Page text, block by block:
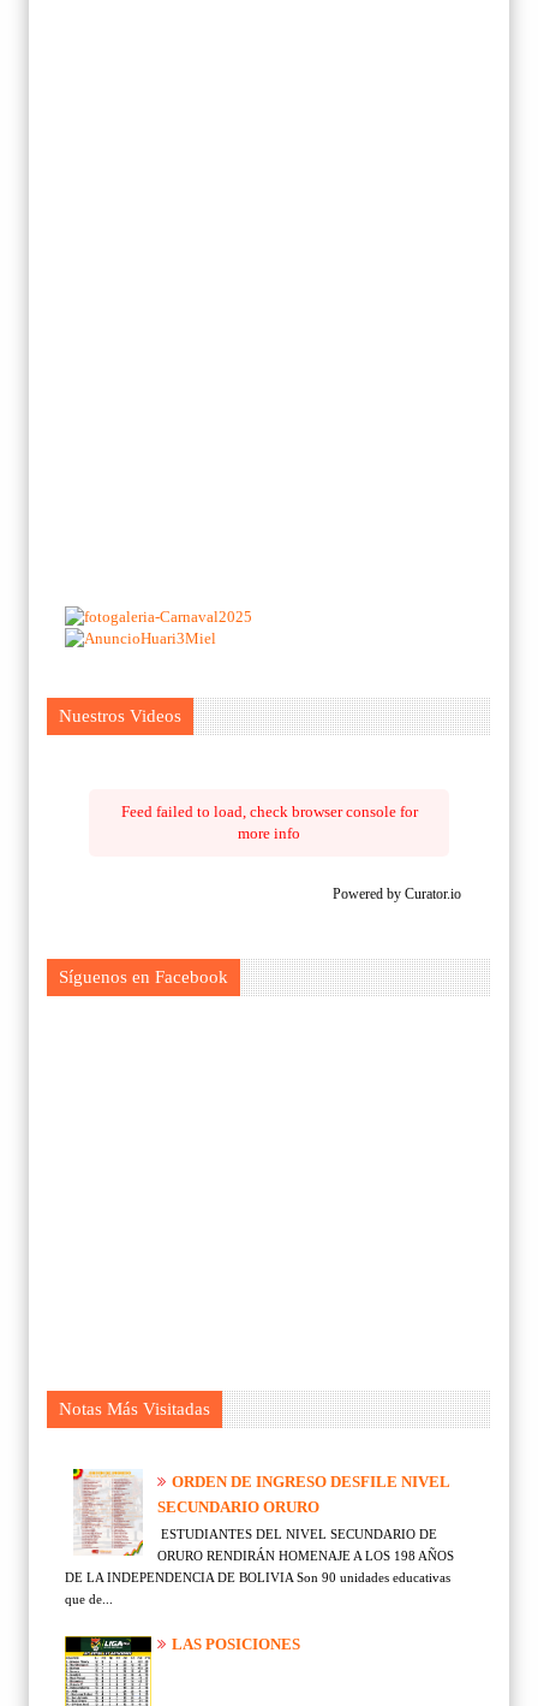
Nuestros Videos
Feed failed to load, check browser console for
more info
Powered by Curator.io
Síguenos en Facebook
Notas Más Visitadas
ORDEN DE INGRESO DESFILE NIVEL
SECUNDARIO ORURO
ESTUDIANTES DEL NIVEL SECUNDARIO DE
ORURO RENDIRÁN HOMENAJE A LOS 198 AÑOS
DE LA INDEPENDENCIA DE BOLIVIA Son 90 unidades educativas
que de...
LAS POSICIONES